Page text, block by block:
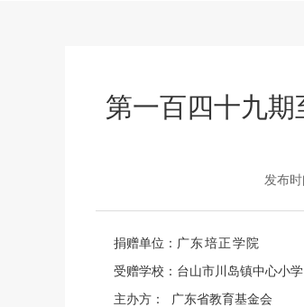
第一百四十九期
发布
捐赠单位： 广东培正学院
受赠学校：台山市川岛镇中心小学
主办方： 广东省教育基金会